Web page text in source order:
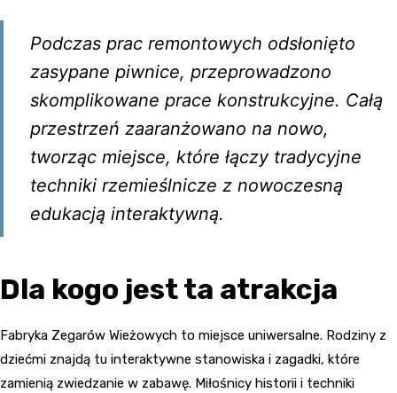
Podczas prac remontowych odsłonięto
zasypane piwnice, przeprowadzono
skomplikowane prace konstrukcyjne. Całą
przestrzeń zaaranżowano na nowo,
tworząc miejsce, które łączy tradycyjne
techniki rzemieślnicze z nowoczesną
edukacją interaktywną.
Dla kogo jest ta atrakcja
Fabryka Zegarów Wieżowych to miejsce uniwersalne. Rodziny z
dziećmi znajdą tu interaktywne stanowiska i zagadki, które
zamienią zwiedzanie w zabawę. Miłośnicy historii i techniki